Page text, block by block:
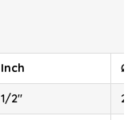
Inch Ø
1/2″ 21